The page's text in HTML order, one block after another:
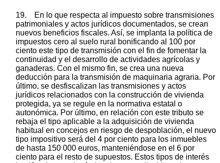
19. En lo que respecta al impuesto sobre transmisiones
patrimoniales y actos jurídicos documentados, se crean
nuevos beneficios fiscales. Así, se implanta la política de
impuestos cero al suelo rural bonificando al 100 por
ciento este tipo de transmisión con el fin de fomentar la
continuidad y el desarrollo de actividades agrícolas y
ganaderas. Con el mismo fin, se crea una nueva
deducción para la transmisión de maquinaria agraria. Por
último, se desfiscalizan las transmisiones y actos
jurídicos relacionados con la construcción de vivienda
protegida, ya se regule en la normativa estatal o
autonómica. Por último, en relación con este tributo se
rebaja el tipo aplicable a la adquisición de vivienda
habitual en concejos en riesgo de despoblación, el nuevo
tipo impositivo será del 4 por ciento para los inmuebles
de hasta 150 000 euros, manteniéndose en el 6 por
ciento para el resto de supuestos. Estos tipos de interés